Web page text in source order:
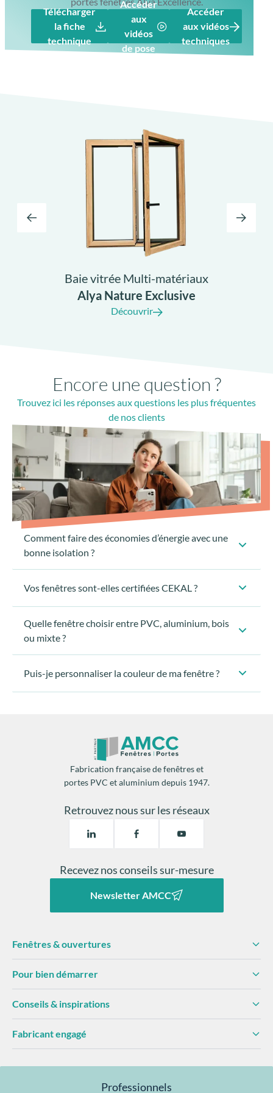
Oscillo-battant avec ferrage symétrique
Télécharger
la fiche
technique
Accéder
aux
vidéos
de pose
Accéder
aux vidéos
techniques
Baie vitrée Multi-matériaux
Alya Nature Exclusive
Découvrir
Encore une question ?
Trouvez ici les réponses aux questions les plus fréquentes
de nos clients
Comment faire des économies d’énergie avec une
bonne isolation ?
remplacement des fermetures
2 mois de chauffage par an
Vos fenêtres sont-elles certifiées CEKAL ?
Quelle fenêtre choisir entre PVC, aluminium, bois
ou mixte ?
Puis-je personnaliser la couleur de ma fenêtre ?
Fabrication française de fenêtres et
portes PVC et aluminium depuis 1947.
Retrouvez nous sur les réseaux
Recevez nos conseils sur-mesure
Newsletter AMCC
Fenêtres & ouvertures
Pour bien démarrer
Conseils & inspirations
Fabricant engagé
Professionnels